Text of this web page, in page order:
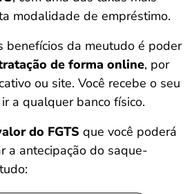
modalidade de empréstimo.
benefícios da meutudo é poder
de forma online, por
ou site. Você recebe o seu
a qualquer banco físico.
do FGTS que você poderá
a antecipação do saque-